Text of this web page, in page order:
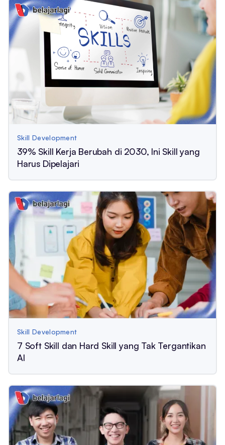
Skill Development
39% Skill Kerja Berubah di 2030, Ini Skill yang
Harus Dipelajari
Skill Development
7 Soft Skill dan Hard Skill yang Tak Tergantikan
AI